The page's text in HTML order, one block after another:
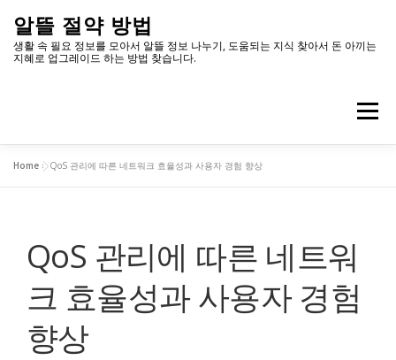
으
로
가
알뜰 절약 방법
생활 속 필요 정보를 모아서 알뜰 정보 나누기, 도움되는 지식 찾아서 돈 아끼는
지혜로 업그레이드 하는 방법 찾습니다.
메뉴
Home »QoS 관리에 따른 네트워크 효율성과 사용자 경험 향상
QoS 관리에 따른 네트워
크 효율성과 사용자 경험
향상